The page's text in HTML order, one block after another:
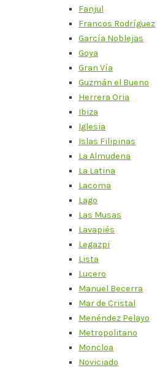
Fanjul
Francos Rodríguez
García Noblejas
Goya
Gran Vía
Guzmán el Bueno
Herrera Oria
Ibiza
Iglesia
Islas Filipinas
La Almudena
La Latina
Lacoma
Lago
Las Musas
Lavapiés
Legazpi
Lista
Lucero
Manuel Becerra
Mar de Cristal
Menéndez Pelayo
Metropolitano
Moncloa
Noviciado